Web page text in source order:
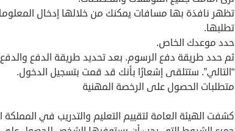
تظهر نافذة بها مسافات يمكنك من خلالها إدخال
تطلبها.
حدد موعدك الخاص.
ثم حدد طريقة دفع الرسوم. بعد تحديد طريقة الدفع
“التالي”. ستتلقى إشعارًا بأنك قد قمت بتسجيل الدخول.
متطلبات الحصول على الرخصة المهنية
كشفت الهيئة العامة لتقييم التعليم والتدريب في المملكة